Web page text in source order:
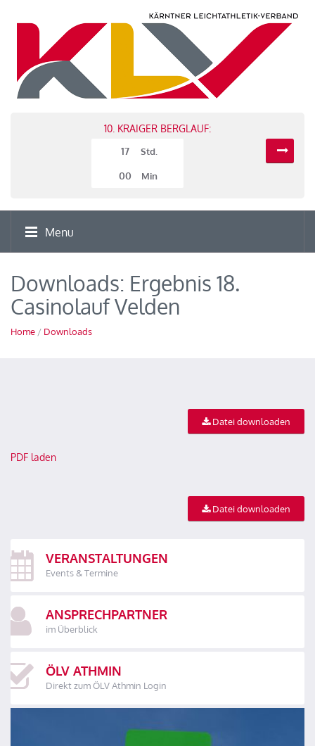
10. KRAIGER BERGLAUF:
17
Std.
00 Min
Menu
Downloads: Ergebnis 18.
Casinolauf Velden
Home / Downloads
Datei downloaden
PDF laden
Datei downloaden
VERANSTALTUNGEN
Events & Termine
ANSPRECHPARTNER
im Überblick
ÖLV ATHMIN
Direkt zum ÖLV Athmin Login